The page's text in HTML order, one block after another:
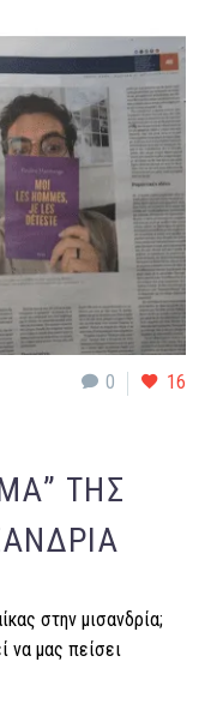
0 16
ΤΗΣ
στην μισανδρία;
να μας πείσει